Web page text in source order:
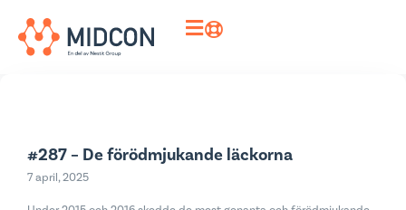
#287 – De förödmjukande läckorna
7 april, 2025